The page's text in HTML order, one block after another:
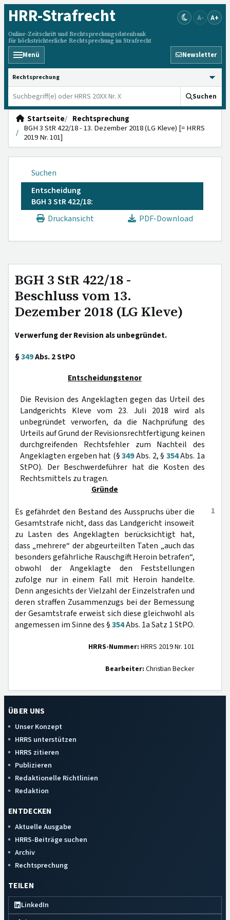
HRR-Strafrecht
Online-Zeitschrift und Rechtsprechungsdatenbank
für höchstrichterliche Rechtsprechung im Strafrecht
A- A+
Menü Newsletter
HRRS durchsuchen
Suchen
Startseite
Rechtsprechung
BGH 3 StR 422/18 - 13. Dezember 2018 (LG Kleve) [= HRRS
2019 Nr. 101]
Suchen
Entscheidung
BGH 3 StR 422/18:
Druckansicht
PDF-Download
BGH 3 StR 422/18 -
Beschluss vom 13.
Dezember 2018 (LG Kleve)
Verwerfung der Revision als unbegründet.
§349Abs. 2 StPO
Entscheidungstenor
Die Revision des Angeklagten gegen das Urteil des
Landgerichts Kleve vom 23. Juli 2018 wird als
unbegründet verworfen, da die Nachprüfung des
Urteils auf Grund der Revisionsrechtfertigung keinen
durchgreifenden Rechtsfehler zum Nachteil des
Angeklagten ergeben hat (§349Abs. 2, § 354Abs. 1a
StPO). Der Beschwerdeführer hat die Kosten des
Rechtsmittels zu tragen.
Gründe
1
Es gefährdet den Bestand des Ausspruchs über die
Gesamtstrafe nicht, dass das Landgericht insoweit
zu Lasten des Angeklagten berücksichtigt hat,
dass „mehrere“ der abgeurteilten Taten „auch das
besonders gefährliche Rauschgift Heroin betrafen“,
obwohl der Angeklagte den Feststellungen
zufolge nur in einem Fall mit Heroin handelte.
Denn angesichts der Vielzahl der Einzelstrafen und
deren straffen Zusammenzugs bei der Bemessung
der Gesamtstrafe erweist sich diese gleichwohl als
angemessen im Sinne des §354Abs. 1a Satz 1 StPO.
HRRS-Nummer: HRRS 2019 Nr. 101
Bearbeiter: Christian Becker
ÜBER UNS
Unser Konzept
HRRS unterstützen
HRRS zitieren
Publizieren
Redaktionelle Richtlinien
Redaktion
ENTDECKEN
Aktuelle Ausgabe
HRRS-Beiträge suchen
Archiv
Rechtsprechung
TEILEN
LinkedIn